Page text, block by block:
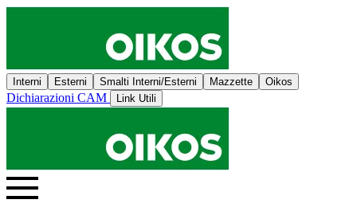
Interni Esterni Smalti Interni/Esterni Mazzette Oikos
Dichiarazioni CAM Link Utili